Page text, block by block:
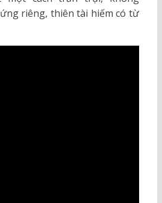
riêng, thiên tài hiếm có từ